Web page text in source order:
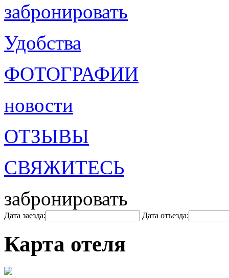
забронировать
Удобства
ФОТОГРАФИИ
новости
ОТЗЫВЫ
СВЯЖИТЕСЬ
забронировать
Дата заезда: Дата отъезда:
Карта отеля